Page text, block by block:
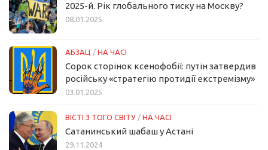
2025-й. Рік глобального тиску на Москву?
08.01.2025
АБЗАЦ / НА ЧАСІ
Сорок сторінок ксенофобії: путін затвердив
російську «стратегію протидії екстремізму»
03.01.2025
ВІСТІ З ТОГО СВІТУ / НА ЧАСІ
Сатанинський шабаш у Астані
29.11.2024